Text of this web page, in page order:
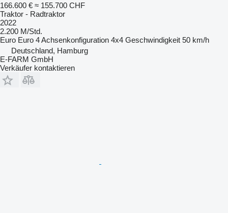
166.600 € ≈ 155.700 CHF
Traktor - Radtraktor
2022
2.200 M/Std.
Euro Euro 4Achsenkonfiguration 4x4 Geschwindigkeit 50 km/h
Deutschland, Hamburg
E-FARM GmbH
Verkäufer kontaktieren